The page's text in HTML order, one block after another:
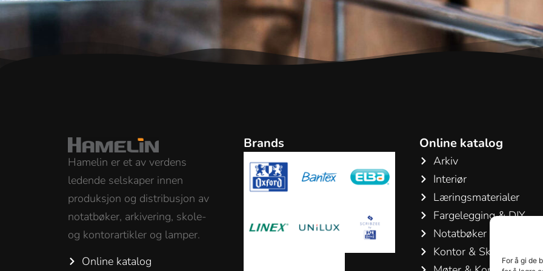
For å gi de
Hamelin er et av verdens
ledende selskaper innen
produksjon og distribusjon av
notatbøker, arkivering, skole-
og kontorartikler og lamper.
Online katalog
Brands Online katalog
Arkiv
Interiør
Læringsmaterialer
Fargelegging & DIY
Notatbøker & Blokker
Kontor & Skriveartikler